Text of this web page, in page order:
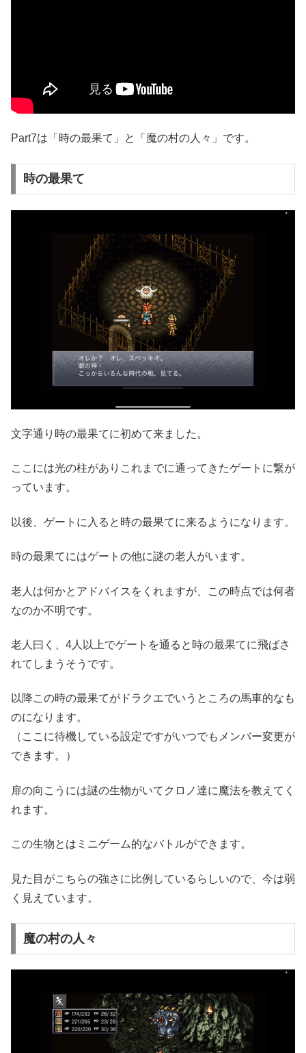
Part7は「時の最果て」と「魔の村の人々」です。
時の最果て
文字通り時の最果てに初めて来ました。
ここには光の柱がありこれまでに通ってきたゲートに繋が
っています。
以後、ゲートに入ると時の最果てに来るようになります。
時の最果てにはゲートの他に謎の老人がいます。
老人は何かとアドバイスをくれますが、この時点では何者
なのか不明です。
老人曰く、4人以上でゲートを通ると時の最果てに飛ばさ
れてしまうそうです。
以降この時の最果てがドラクエでいうところの馬車的なも
のになります。
（ここに待機している設定ですがいつでもメンバー変更が
できます。）
扉の向こうには謎の生物がいてクロノ達に魔法を教えてく
れます。
この生物とはミニゲーム的なバトルができます。
見た目がこちらの強さに比例しているらしいので、今は弱
く見えています。
魔の村の人々